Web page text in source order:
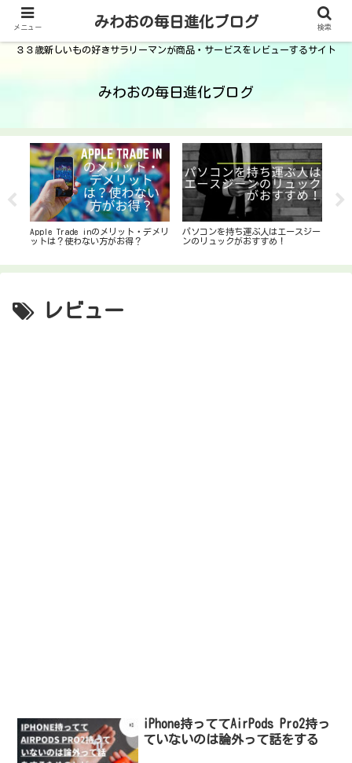
３３歳新しいもの好きサラリーマンが商品・サービスをレビューするサイト
みわおの毎日進化ブログ
Apple Trade inのメリット・デメリ
ットは？使わない方がお得？
パソコンを持ち運ぶ人はエースジー
ンのリュックがおすすめ！
レビュー
iPhone持っててAirPods Pro2持っ
ていないのは論外って話をする
メニュー みわおの毎日進化ブログ 検索